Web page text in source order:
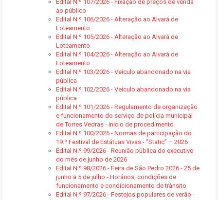
Edital N.º 107/2026 - Fixação de preços de venda
ao público
Edital N.º 106/2026 - Alteração ao Alvará de
Loteamento
Edital N.º 105/2026 - Alteração ao Alvará de
Loteamento
Edital N.º 104/2026 - Alteração ao Alvará de
Loteamento
Edital N.º 103/2026 - Veículo abandonado na via
pública
Edital N.º 102/2026 - Veículo abandonado na via
pública
Edital N.º 101/2026 - Regulamento de organização
e funcionamento do serviço de polícia municipal
de Torres Vedras - início de procedimento
Edital N.º 100/2026 - Normas de participação do
19.º Festival de Estátuas Vivas - “Static” – 2026
Edital N.º 99/2026 - Reunião pública do executivo
do mês de junho de 2026
Edital N.º 98/2026 - Feira de São Pedro 2026 - 25 de
junho a 5 de julho - Horários, condições de
funcionamento e condicionamento de trânsito
Edital N.º 97/2026 - Festejos populares de verão -